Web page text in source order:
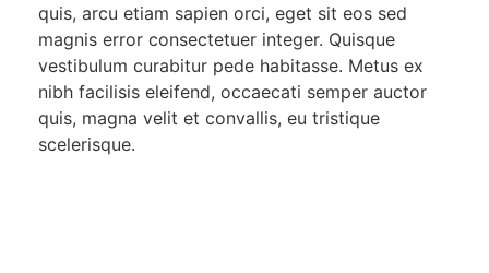
quis, arcu etiam sapien orci, eget sit eos sed
magnis error consectetuer integer. Quisque
vestibulum curabitur pede habitasse. Metus ex
nibh facilisis eleifend, occaecati semper auctor
quis, magna velit et convallis, eu tristique
scelerisque.